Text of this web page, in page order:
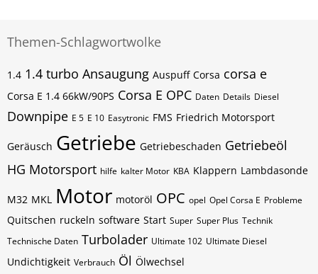
Themen-Schlagwortwolke
1.4 1.4 turbo Ansaugung Auspuff Corsa corsa e
Corsa E 1.4 66kW/90PS Corsa E OPC Daten Details Diesel
Downpipe E 5 E 10 Easytronic FMS Friedrich Motorsport
Geräusch Getriebe Getriebeschaden Getriebeöl
HG Motorsport hilfe kalter Motor KBA Klappern Lambdasonde
M32 MKL Motor motoröl OPC opel Opel Corsa E Probleme
Quitschen ruckeln software Start Super Super Plus Technik
Technische Daten Turbolader Ultimate 102 Ultimate Diesel
Undichtigkeit Verbrauch Öl Ölwechsel